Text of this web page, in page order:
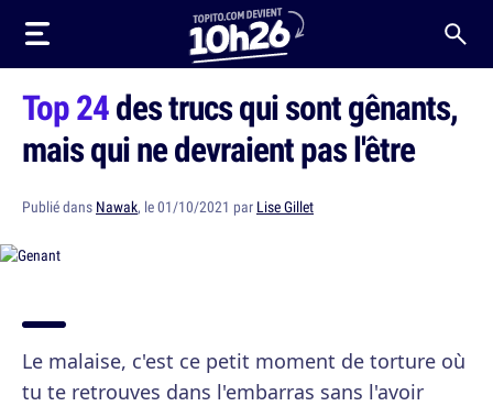
Top 24des trucs qui sont gênants,
mais qui ne devraient pas l'être
Publié dans Nawak, le 01/10/2021 par Lise Gillet
Le malaise, c'est ce petit moment de torture où
tu te retrouves dans l'embarras sans l'avoir